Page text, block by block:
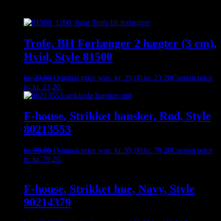
Trofe, BH Forlænger 2 hægter (3 cm),
Hvid, Style 81500
kr.29,00 Original price was: kr. 29,00.kr. 23,20Current price
is: kr. 23,20.
F-house, Strikket hansker, Rød, Style
80213553
kr.99,00 Original price was: kr. 99,00.kr. 79,20Current price
is: kr. 79,20.
F-house, Strikket hue, Navy, Style
90214379